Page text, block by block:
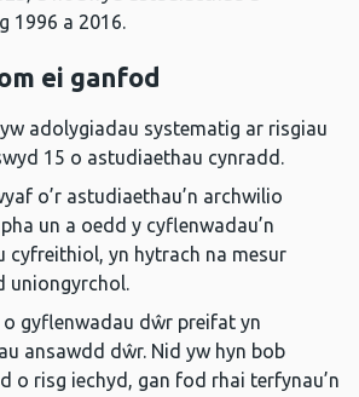
1996 a 2016.
ei ganfod
adolygiadau systematig ar risgiau
15 o astudiaethau cynradd.
o’r astudiaethau’n archwilio
un a oedd y cyflenwadau’n
cyfreithiol, yn hytrach na mesur
uniongyrchol.
gyflenwadau dŵr preifat yn
ansawdd dŵr. Nid yw hyn bob
o risg iechyd, gan fod rhai terfynau’n